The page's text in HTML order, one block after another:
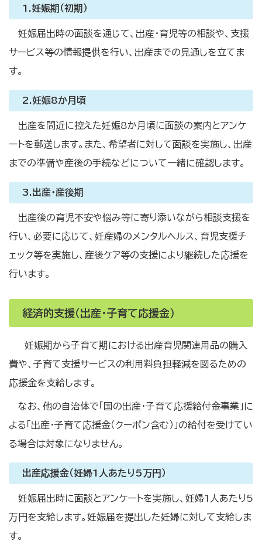
1.妊娠期（初期）
妊娠届出時の面談を通じて、出産・育児等の相談や、支援
サービス等の情報提供を行い、出産までの見通しを立てま
す。
2.妊娠8か月頃
出産を間近に控えた妊娠8か月頃に面談の案内とアンケ
ートを郵送します。また、希望者に対して面談を実施し、出産
までの準備や産後の手続などについて一緒に確認します。
3.出産・産後期
出産後の育児不安や悩み等に寄り添いながら相談支援を
行い、必要に応じて、妊産婦のメンタルヘルス、育児支援チ
ェック等を実施し、産後ケア等の支援により継続した応援を
行います。
経済的支援（出産・子育て応援金）
妊娠期から子育て期における出産育児関連用品の購入
費や、子育て支援サービスの利用料負担軽減を図るための
応援金を支給します。
なお、他の自治体で「国の出産・子育て応援給付金事業」に
よる「出産・子育て応援金（クーポン含む）」の給付を受けてい
る場合は対象になりません。
出産応援金（妊婦1人あたり5万円）
妊娠届出時に面談とアンケートを実施し、妊婦1人あたり5
万円を支給します。妊娠届を提出した妊婦に対して支給しま
す。